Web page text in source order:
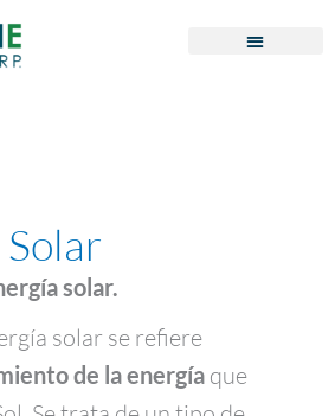
solar.
solar se refiere
de la energía que